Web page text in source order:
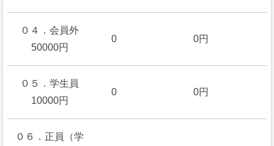
０４．会員外
50000円
0 0円
０５．学生員
10000円
0 0円
０６．正員（学